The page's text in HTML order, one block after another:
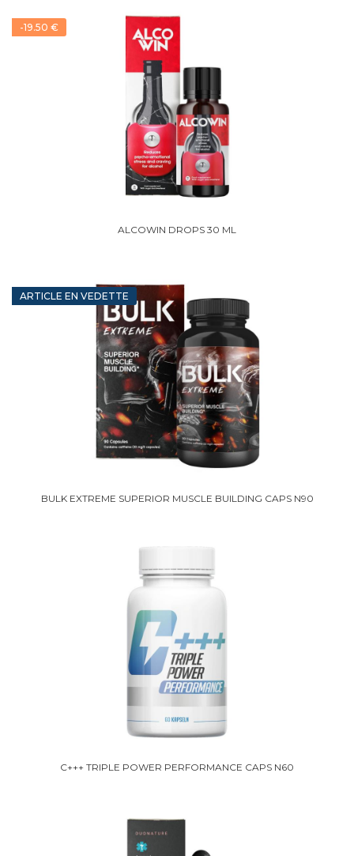
-19.50 €
ALCOWIN DROPS 30 ML
ARTICLE EN VEDETTE
BULK EXTREME SUPERIOR MUSCLE BUILDING CAPS N90
C+++ TRIPLE POWER PERFORMANCE CAPS N60